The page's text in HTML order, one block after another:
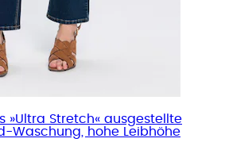
»Ultra Stretch« ausgestellte
Waschung, hohe Leibhöhe